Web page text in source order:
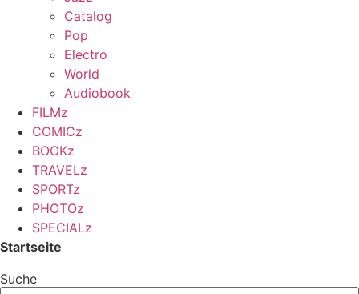
Catalog
Pop
Electro
World
Audiobook
FILMz
COMICz
BOOKz
TRAVELz
SPORTz
PHOTOz
SPECIALz
Startseite
Suche